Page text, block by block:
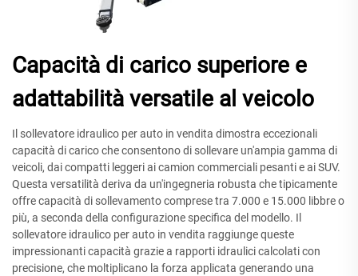
Capacità di carico superiore e
adattabilità versatile al veicolo
Il sollevatore idraulico per auto in vendita dimostra eccezionali
capacità di carico che consentono di sollevare un'ampia gamma di
veicoli, dai compatti leggeri ai camion commerciali pesanti e ai SUV.
Questa versatilità deriva da un'ingegneria robusta che tipicamente
offre capacità di sollevamento comprese tra 7.000 e 15.000 libbre o
più, a seconda della configurazione specifica del modello. Il
sollevatore idraulico per auto in vendita raggiunge queste
impressionanti capacità grazie a rapporti idraulici calcolati con
precisione, che moltiplicano la forza applicata generando una